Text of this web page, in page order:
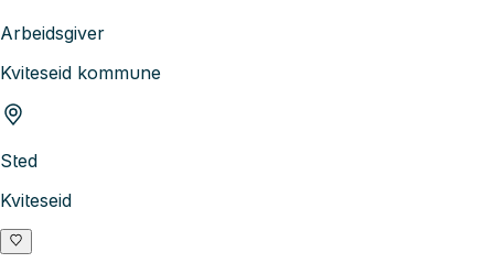
Arbeidsgiver
Kviteseid kommune
Sted
Kviteseid